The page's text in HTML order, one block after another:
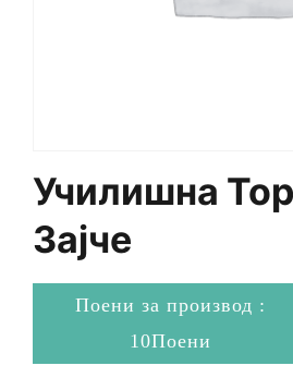
Училишна
Зајче
Поени за производ :
10Поени